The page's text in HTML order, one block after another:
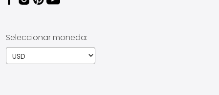
Seleccionar moneda: